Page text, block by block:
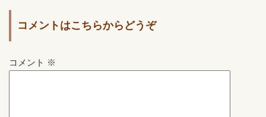
コメントはこちらからどうぞ
コメント ※